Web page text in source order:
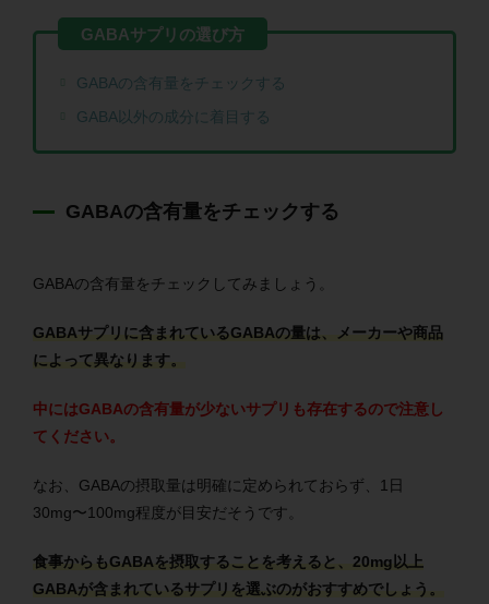
GABAの含有量をチェックする
GABA以外の成分に着目する
GABAの含有量をチェックする
GABAの含有量をチェックしてみましょう。
GABAサプリに含まれているGABAの量は、メーカーや商品
によって異なります。
中にはGABAの含有量が少ないサプリも存在するので注意し
てください。
なお、GABAの摂取量は明確に定められておらず、1日
30mg〜100mg程度が目安だそうです。
食事からもGABAを摂取することを考えると、20mg以上
GABAが含まれているサプリを選ぶのがおすすめでしょう。